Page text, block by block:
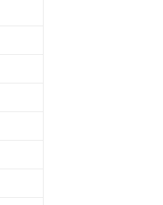
共同利用者の範囲」に記載されて
を証明するものではありません。
の期間は出荷製品に未対応品が
がない限り、2022年1月12日よ